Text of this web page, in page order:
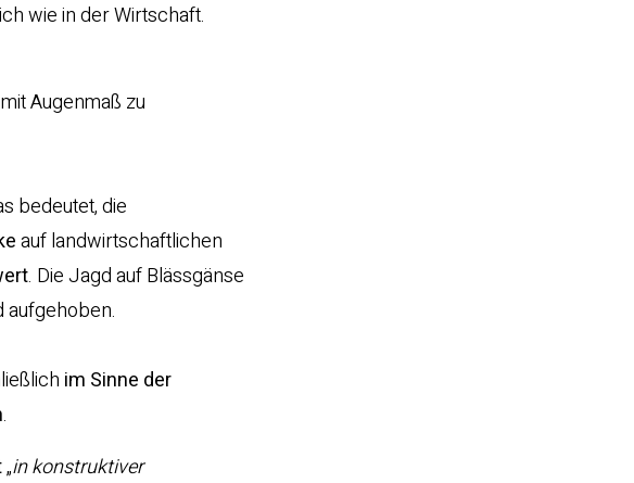
wie in der Wirtschaft.
Augenmaß zu
bedeutet, die
auf landwirtschaftlichen
. Die Jagd auf Blässgänse
aufgehoben.
im Sinne der
.
„in konstruktiver